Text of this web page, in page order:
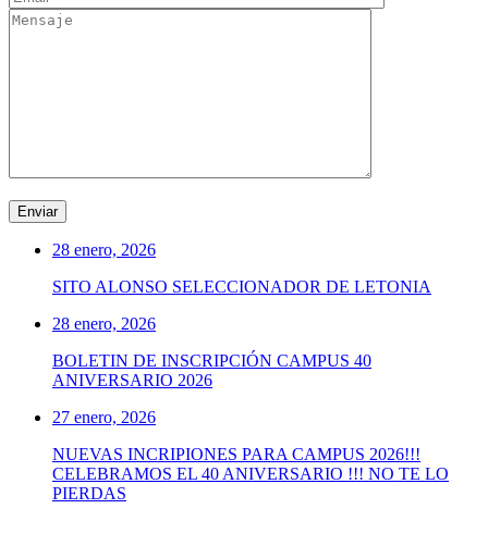
28 enero, 2026
SITO ALONSO SELECCIONADOR DE LETONIA
28 enero, 2026
BOLETIN DE INSCRIPCIÓN CAMPUS 40
ANIVERSARIO 2026
27 enero, 2026
NUEVAS INCRIPIONES PARA CAMPUS 2026!!!
CELEBRAMOS EL 40 ANIVERSARIO !!! NO TE LO
PIERDAS